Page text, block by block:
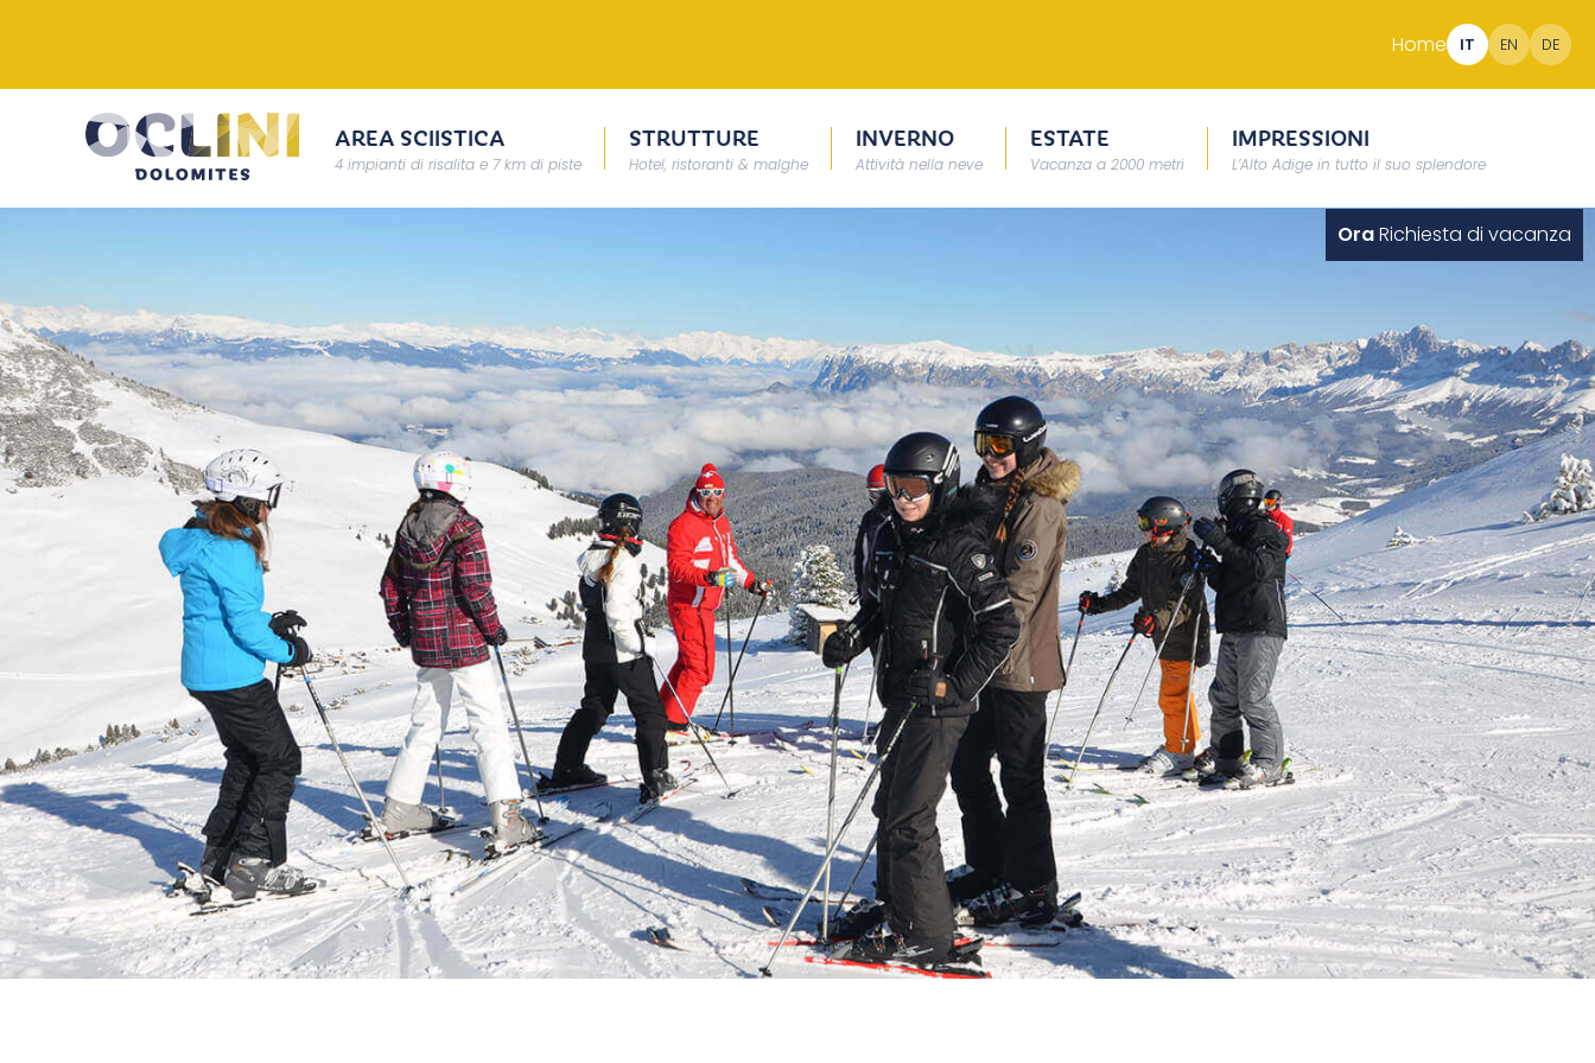
Home IT EN DE
AREA SCIISTICA
4 impianti di risalita e 7 km di piste
STRUTTURE
Hotel, ristoranti & malghe
INVERNO
Attività nella neve
ESTATE
Vacanza a 2000 metri
IMPRESSIONI
L’Alto Adige in tutto il suo splendore
OraRichiesta di vacanza